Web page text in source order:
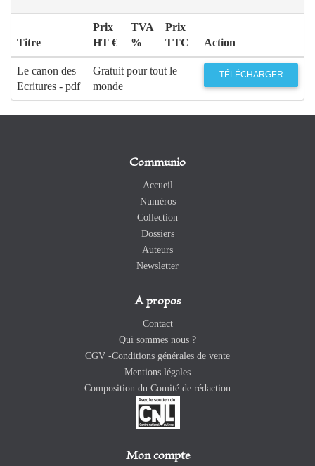
Titre
Prix
HT €
TVA
%
Prix
TTC
Action
Le canon des
Ecritures - pdf
Gratuit pour tout le
monde
TÉLÉCHARGER
Communio
Accueil
Numéros
Collection
Dossiers
Auteurs
Newsletter
A propos
Contact
Qui sommes nous ?
CGV -Conditions générales de vente
Mentions légales
Composition du Comité de rédaction
Mon compte